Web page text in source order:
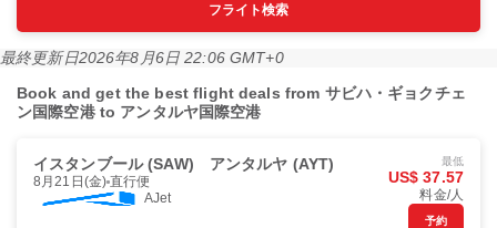
フライト検索
最終更新日2026年8月6日 22:06 GMT+0
Book and get the best flight deals from サビハ・ギョクチェ
ン国際空港 to アンタルヤ国際空港
イスタンブール (SAW) アンタルヤ (AYT)
8月21日(金) 直行便
AJet
最低
US$ 37.57
料金/人
予約